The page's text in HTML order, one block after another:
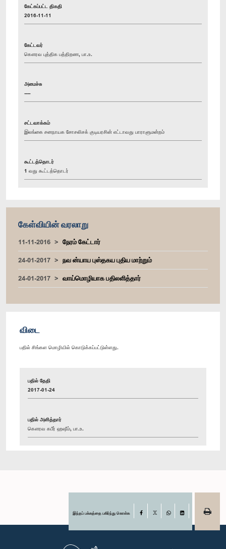
கேட்கப்பட்ட திகதி
2016-11-11
கேட்டவர்
கௌரவ புத்திக பத்திறண, பா.உ.
அமைச்சு
----
சட்டவாக்கம்
இலங்கை சனநாயக சோசலிசக் குடியரசின் எட்டாவது பாராளுமன்றம்
கூட்டத்தொடர்
1 வது கூட்டத்தொடர்
கேள்வியின் வரலாறு
11-11-2016
நேரம் கேட்டார்
24-01-2017
நவ ன்யாய புஸ்தகய புதிய மாற்றும்
24-01-2017
வாய்மொழியாக பதிலளித்தார்
விடை
பதில் சிங்கள மொழியில் கொடுக்கப்பட்டுள்ளது.
பதில் தேதி
2017-01-24
பதில் அளித்தார்
கௌரவ கபீர் ஹஷீம், பா.உ.
இந்தப் பக்கத்தை பகிர்ந்து கொள்க Facebook